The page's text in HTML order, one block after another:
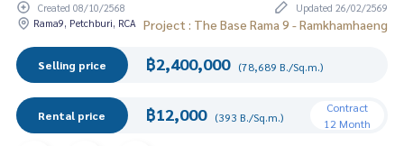
Created 08/10/2568
Updated 26/02/2569
Rama9, Petchburi, RCA Project : The Base Rama 9 - Ramkhamhaeng
Selling price ฿2,400,000 (78,689 B./Sq.m.)
Rental price ฿12,000 (393 B./Sq.m.)
Contract
12 Month